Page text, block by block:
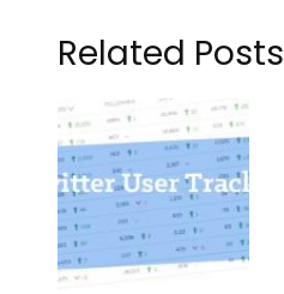
Related Posts